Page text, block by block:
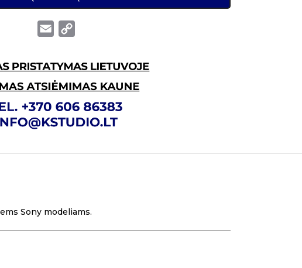
Email
Sony modeliams.